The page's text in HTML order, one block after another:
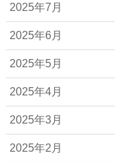
2025年7月
2025年6月
2025年5月
2025年4月
2025年3月
2025年2月